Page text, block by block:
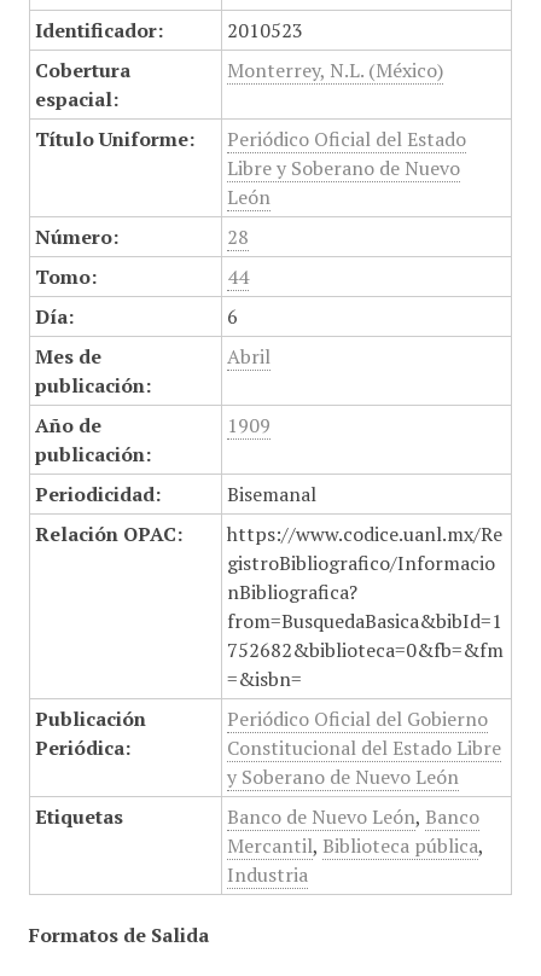
Identificador:
2010523
Cobertura
espacial:
Monterrey, N.L. (México)
Título Uniforme:
Periódico Oficial del Estado
Libre y Soberano de Nuevo
León
Número:
28
Tomo:
44
Día:
6
Mes de
publicación:
Abril
Año de
publicación:
1909
Periodicidad:
Bisemanal
Relación OPAC:
https://www.codice.uanl.mx/Re
gistroBibliografico/Informacio
nBibliografica?
from=BusquedaBasica&bibId=1
752682&biblioteca=0&fb=&fm
=&isbn=
Publicación
Periódica:
Periódico Oficial del Gobierno
Constitucional del Estado Libre
y Soberano de Nuevo León
Etiquetas
Banco de Nuevo León, Banco
Mercantil, Biblioteca pública,
Industria
Formatos de Salida